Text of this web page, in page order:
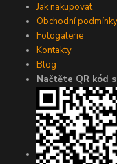
Jak nakupovat
Obchodní podmínky
Fotogalerie
Kontakty
Blog
Načtěte QR kód